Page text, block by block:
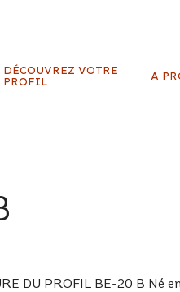
DÉCOUVREZ VOTRE
PROFIL
A
DU PROFIL BE-20 B Né